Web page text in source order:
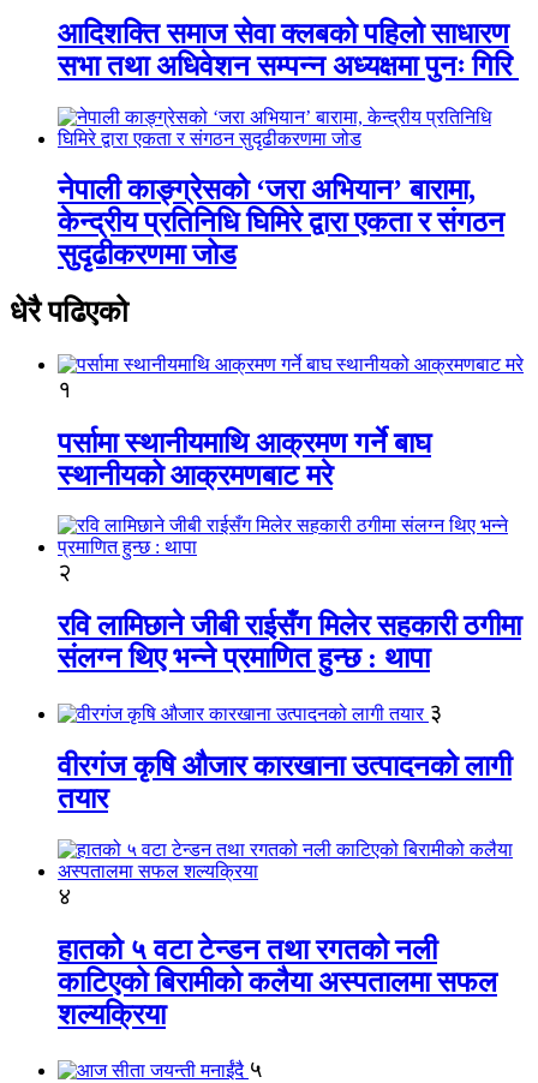
आदिशक्ति समाज सेवा क्लबको पहिलो साधारण
सभा तथा अधिवेशन सम्पन्न अध्यक्षमा पुनः गिरि
नेपाली काङ्ग्रेसको ‘जरा अभियान’ बारामा,
केन्द्रीय प्रतिनिधि घिमिरे द्वारा एकता र संगठन
सुदृढीकरणमा जोड
धेरै पढिएको
१
पर्सामा स्थानीयमाथि आक्रमण गर्ने बाघ
स्थानीयको आक्रमणबाट मरे
२
रवि लामिछाने जीबी राईसँग मिलेर सहकारी ठगीमा
संलग्न थिए भन्ने प्रमाणित हुन्छ : थापा
३
वीरगंज कृषि औजार कारखाना उत्पादनको लागी
तयार
४
हातको ५ वटा टेन्डन तथा रगतको नली
काटिएको बिरामीको कलैया अस्पतालमा सफल
शल्यक्रिया
५